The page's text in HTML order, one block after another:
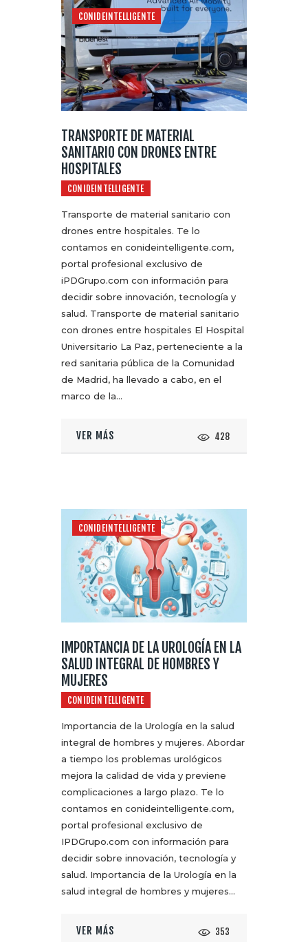
CONIDEINTELLIGENTE
TRANSPORTE DE MATERIAL
SANITARIO CON DRONES ENTRE
HOSPITALES
CONIDEINTELLIGENTE
Transporte de material sanitario con
drones entre hospitales. Te lo
contamos en conideintelligente.com,
portal profesional exclusivo de
iPDGrupo.com con información para
decidir sobre innovación, tecnología y
salud. Transporte de material sanitario
con drones entre hospitales El Hospital
Universitario La Paz, perteneciente a la
red sanitaria pública de la Comunidad
de Madrid, ha llevado a cabo, en el
marco de la…
VER MÁS 428
CONIDEINTELLIGENTE
IMPORTANCIA DE LA UROLOGÍA EN LA
SALUD INTEGRAL DE HOMBRES Y
MUJERES
CONIDEINTELLIGENTE
Importancia de la Urología en la salud
integral de hombres y mujeres. Abordar
a tiempo los problemas urológicos
mejora la calidad de vida y previene
complicaciones a largo plazo. Te lo
contamos en conideintelligente.com,
portal profesional exclusivo de
IPDGrupo.com con información para
decidir sobre innovación, tecnología y
salud. Importancia de la Urología en la
salud integral de hombres y mujeres…
VER MÁS 353